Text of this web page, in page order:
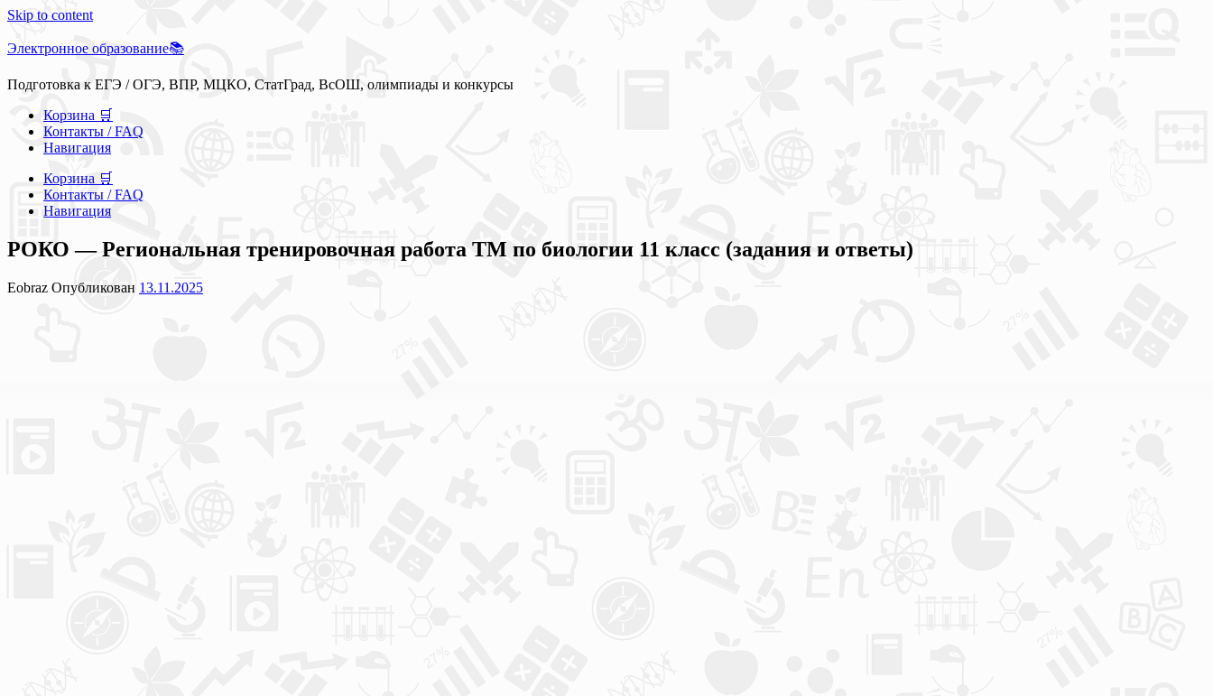
Skip to content
Электронное образование📚
Подготовка к ЕГЭ / ОГЭ, ВПР, МЦКО, СтатГрад, ВсОШ, олимпиады и конкурсы
Корзина 🛒
Контакты / FAQ
Навигация
Корзина 🛒
Контакты / FAQ
Навигация
РОКО — Региональная тренировочная работа ТМ по биологии 11 класс (задания и ответы)
Eobraz Опубликован 13.11.2025